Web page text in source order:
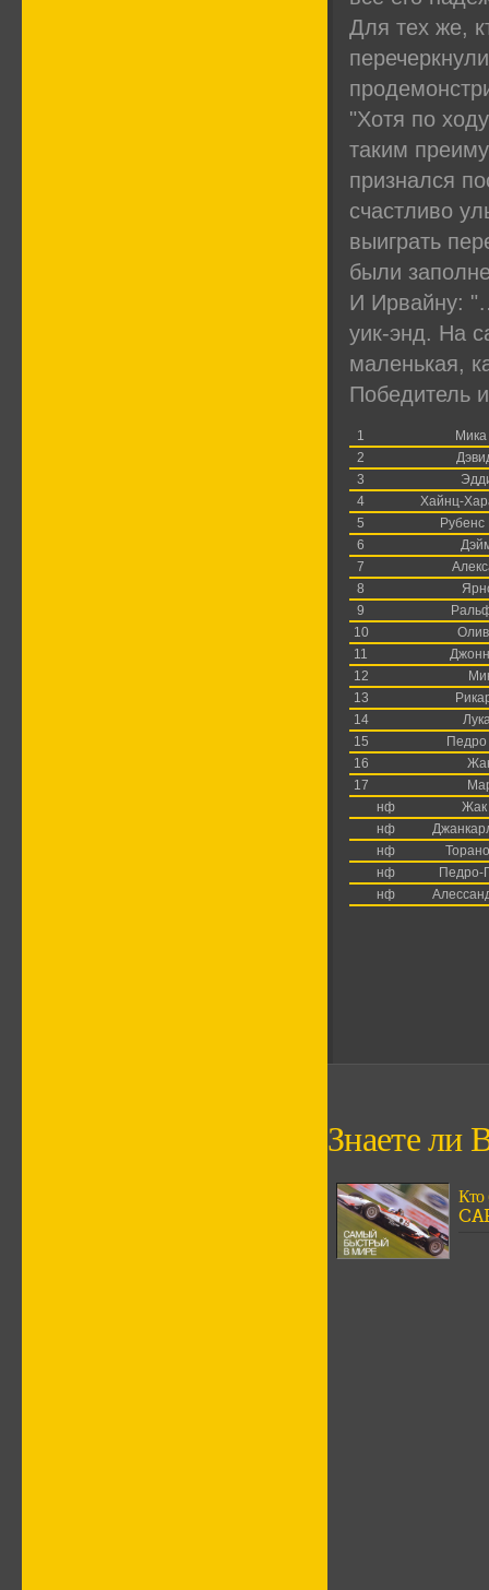
Для тех же,
"Хотя по
таким
признался
счастливо
выиграть
были
И Ирвайну:
уик-энд. На
маленькая,
Победитель
1
2
3
4
Хайнц-
5
6
7
8
9
10
11
12
13
14
15
16
17
нф
Жак
нф
нф
нф
Педро-
нф
Знаете ли
Кто